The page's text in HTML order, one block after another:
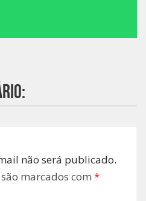
não será publicado.
marcados com *